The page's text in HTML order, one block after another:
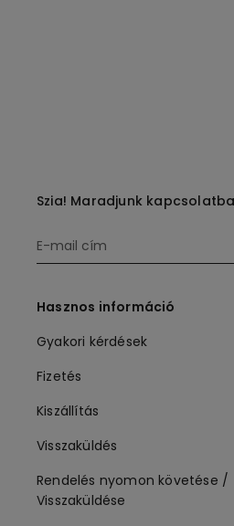
Szia! Maradjunk
Hasznos információ
Gyakori kérdések
Fizetés
Kiszállítás
Visszaküldés
Rendelés nyomon követése /
Visszaküldése